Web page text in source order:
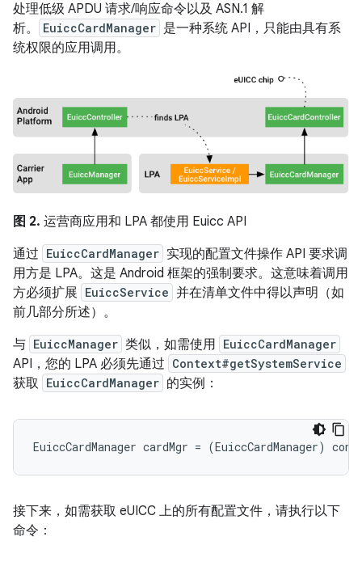
处理低级 APDU 请求/响应命令以及 ASN.1 解
析。
EuiccCardManager 是一种系统 API，只能由具有系
统权限的应用调用。
图 2. 运营商应用和 LPA 都使用 Euicc API
通过 EuiccCardManager 实现的配置文件操作 API 要求调
用方是 LPA。这是 Android 框架的强制要求。这意味着调用
方必须扩展 EuiccService 并在清单文件中得以声明（如
前几部分所述）。
与 EuiccManager 类似，如需使用 EuiccCardManager
API，您的 LPA 必须先通过 Context#getSystemService
获取 EuiccCardManager 的实例：
接下来，如需获取 eUICC 上的所有配置文件，请执行以下
命令：